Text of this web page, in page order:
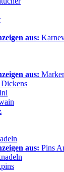
aus:
aus:
aus: Pins